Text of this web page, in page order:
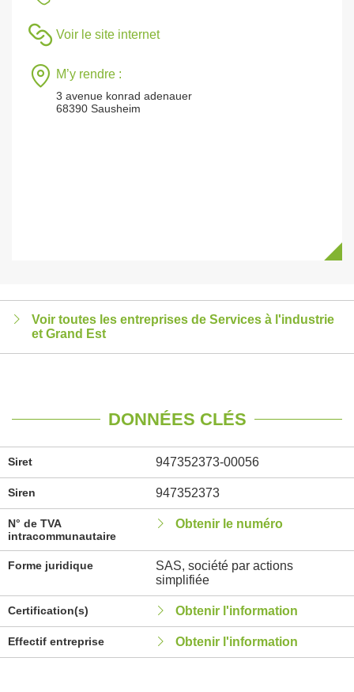
Voir le site internet
M’y rendre :
3 avenue konrad adenauer
68390 Sausheim
Voir toutes les entreprises de Services à l'industrie
et Grand Est
DONNÉES CLÉS
Siret 947352373-00056
Siren 947352373
N° de TVA
intracommunautaire
Obtenir le numéro
Forme juridique
SAS, société par actions
simplifiée
Certification(s) Obtenir l'information
Effectif entreprise Obtenir l'information